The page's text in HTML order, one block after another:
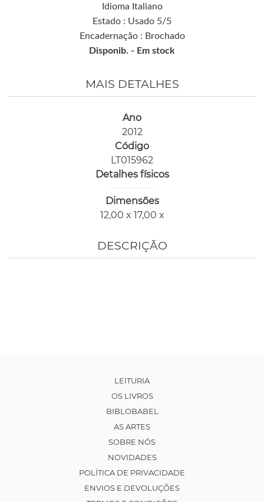
Idioma Italiano
Estado : Usado 5/5
Encadernação : Brochado
Disponib. - Em stock
MAIS DETALHES
Ano
2012
Código
LT015962
Detalhes físicos
Dimensões
12,00 x 17,00 x
DESCRIÇÃO
LEITURIA
OS LIVROS
BIBLOBABEL
AS ARTES
SOBRE NÓS
NOVIDADES
POLÍTICA DE PRIVACIDADE
ENVIOS E DEVOLUÇÕES